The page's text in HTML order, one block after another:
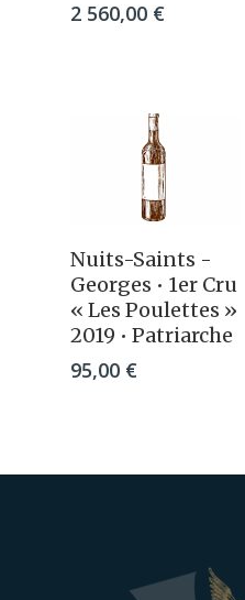
2 560,00 €
Ajouter Au
Panier
Nuits-Saints -
Georges • 1er Cru
« Les Poulettes »
2019 • Patriarche
95,00 €